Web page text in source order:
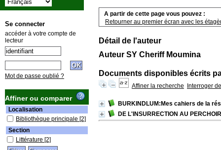
A partir de cette page vous pouvez :
Retourner au premier écran avec les
Détail de l'auteur
Auteur SY Cheriff Moumina
Documents disponibles écrits
Affiner la recherche Interroger
BURKINDLUM:Mes cahiers de la
DE L'INSURRECTION AU PERCHOIR
Se connecter
accéder à votre compte de
lecteur
Mot de passe oublié ?
Affiner ou comparer
Localisation
Bibliothèque principale [2]
Section
Littérature [2]